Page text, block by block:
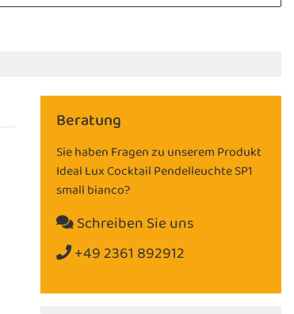
Beratung
Sie haben Fragen zu unserem Produkt
Ideal Lux Cocktail Pendelleuchte SP1
small bianco?
Schreiben Sie uns
+49 2361 892912